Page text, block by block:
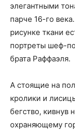
элегантными
парче 16-го
рисунке ткани
портреты шеф-
брата Раффаэля.
А стоящие на
кролики и
бегство, кивнув
охраняющему